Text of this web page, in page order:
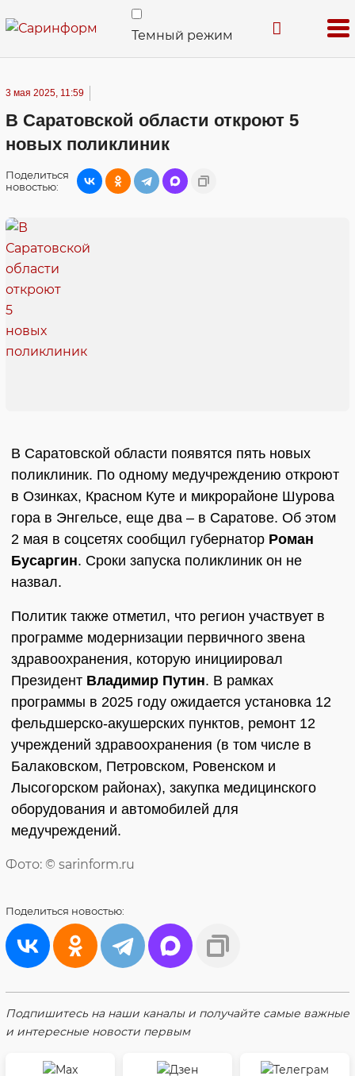
Темный режим
3 мая 2025, 11:59
В Саратовской области откроют 5
новых поликлиник
Поделиться
новостью:
В Саратовской области появятся пять новых
поликлиник. По одному медучреждению откроют
в Озинках, Красном Куте и микрорайоне Шурова
гора в Энгельсе, еще два – в Саратове. Об этом
2 мая в соцсетях сообщил губернатор Роман
Бусаргин. Сроки запуска поликлиник он не
назвал.
Политик также отметил, что регион участвует в
программе модернизации первичного звена
здравоохранения, которую инициировал
Президент Владимир Путин. В рамках
программы в 2025 году ожидается установка 12
фельдшерско-акушерских пунктов, ремонт 12
учреждений здравоохранения (в том числе в
Балаковском, Петровском, Ровенском и
Лысогорском районах), закупка медицинского
оборудования и автомобилей для
медучреждений.
Фото: © sarinform.ru
Поделиться новостью:
Подпишитесь на наши каналы и получайте самые важные
и интересные новости первым